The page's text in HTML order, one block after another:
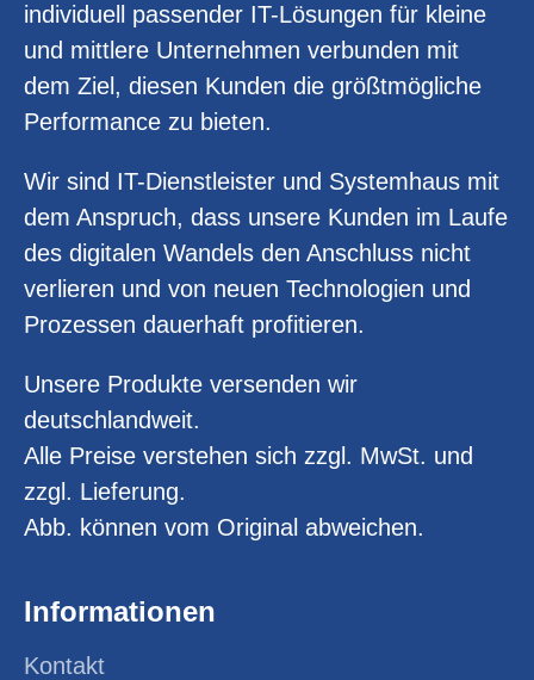
individuell passender IT-Lösungen für kleine
und mittlere Unternehmen verbunden mit
dem Ziel, diesen Kunden die größtmögliche
Performance zu bieten.
Wir sind IT-Dienstleister und Systemhaus mit
dem Anspruch, dass unsere Kunden im Laufe
des digitalen Wandels den Anschluss nicht
verlieren und von neuen Technologien und
Prozessen dauerhaft profitieren.
Unsere Produkte versenden wir
deutschlandweit.
Alle Preise verstehen sich zzgl. MwSt. und
zzgl. Lieferung.
Abb. können vom Original abweichen.
Informationen
Kontakt